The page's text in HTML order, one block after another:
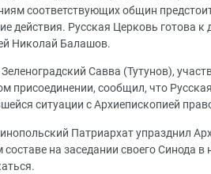
соответствующих общин
действия. Русская Церковь готова
Николай Балашов.
Савва (Тутунов),
присоединении, сообщил, что
ситуации с Архиепископией
Патриархат упразднил
на заседании своего Синода